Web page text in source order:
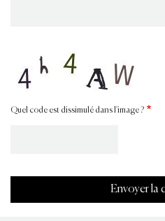
Quel code est dissimulé dans l'image ?